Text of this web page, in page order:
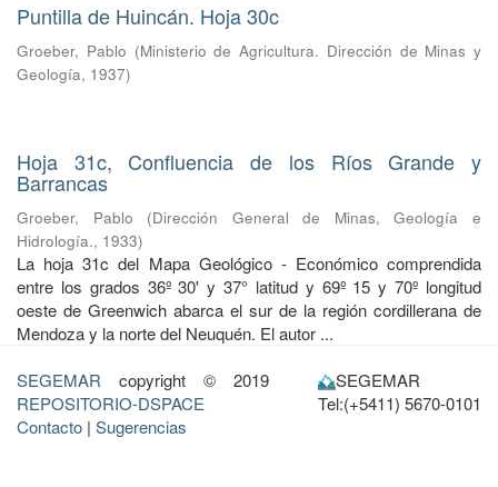
Puntilla de Huincán. Hoja 30c
Groeber, Pablo (Ministerio de Agricultura. Dirección de Minas y
Geología, 1937)
Hoja 31c, Confluencia de los Ríos Grande y
Barrancas
Groeber, Pablo (Dirección General de Minas, Geología e
Hidrología., 1933)
La hoja 31c del Mapa Geológico - Económico comprendida
entre los grados 36º 30' y 37° latitud y 69º 15 y 70º longitud
oeste de Greenwich abarca el sur de la región cordillerana de
Mendoza y la norte del Neuquén. El autor ...
SEGEMAR copyright © 2019
REPOSITORIO-DSPACE
Contacto | Sugerencias
SEGEMAR
Tel:(+5411) 5670-0101